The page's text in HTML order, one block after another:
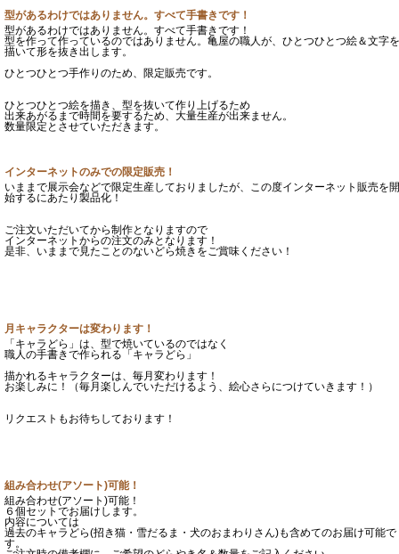
型があるわけではありません。すべて手書きです！
型があるわけではありません。すべて手書きです！
型を作って作っているのではありません。亀屋の職人が、ひとつひとつ絵＆文字を
描いて形を抜き出します。
ひとつひとつ手作りのため、限定販売です。
ひとつひとつ絵を描き、型を抜いて作り上げるため
出来あがるまで時間を要するため、大量生産が出来ません。
数量限定とさせていただきます。
インターネットのみでの限定販売！
いままで展示会などで限定生産しておりましたが、この度インターネット販売を開
始するにあたり製品化！
ご注文いただいてから制作となりますので
インターネットからの注文のみとなります！
是非、いままで見たことのないどら焼きをご賞味ください！
月キャラクターは変わります！
「キャラどら」は、型で焼いているのではなく
職人の手書きで作られる「キャラどら」
描かれるキャラクターは、毎月変わります！
お楽しみに！（毎月楽しんでいただけるよう、絵心さらにつけていきます！）
リクエストもお待ちしております！
組み合わせ(アソート)可能！
組み合わせ(アソート)可能！
６個セットでお届けします。
内容については
過去のキャラどら(招き猫・雪だるま・犬のおまわりさん)も含めてのお届け可能で
す。